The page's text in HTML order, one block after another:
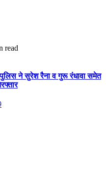
read
ने सुरेश रैना व गुरू रंधावा समेत